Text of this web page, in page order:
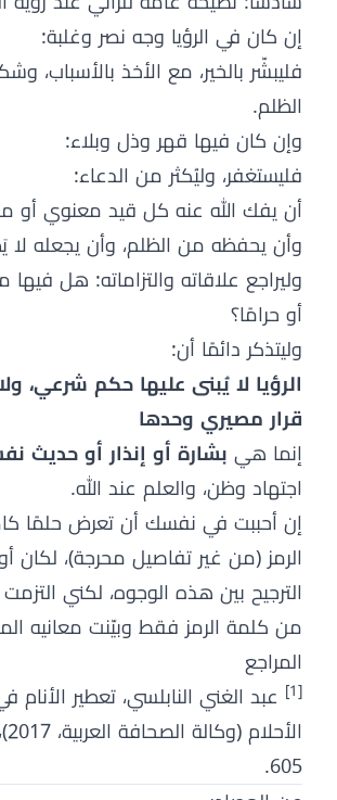
إن كان في الرؤيا وجه نصر وغلبة:
فليبشّر بالخير، مع الأخذ بالأسباب،
الظلم.
وإن كان فيها قهر وذل وبلاء:
فليستغفر، وليُكثر من الدعاء:
أن يفك الله عنه كل قيد معنوي أو
وأن يحفظه من الظلم، وأن يجعله لا
وليراجع علاقاته والتزاماته: هل
أو حرامًا؟
وليتذكر دائمًا أن:
الرؤيا لا يُبنى عليها حكم شرعي،
قرار مصيري وحدها
إنما هي بشارة أو إنذار أو حديث
اجتهاد وظن، والعلم عند الله.
إن أحببت في نفسك أن تعرض حلمًا
الرمز (من غير تفاصيل محرجة)،
الترجيح بين هذه الوجوه، لكني
من كلمة الرمز فقط وبيّنت معانيه
المراجع
[1]
عبد الغني النابلسي، تعطير الأنام
605.